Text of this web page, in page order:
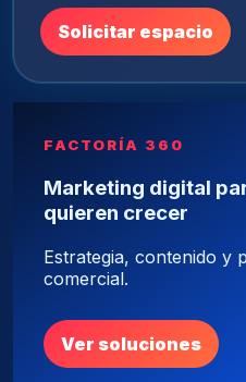
Solicitar espacio
FACTORÍA 360
Marketing digital
quieren crecer
Estrategia, contenido y
comercial.
Ver soluciones